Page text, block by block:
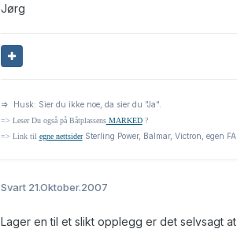
Jørg
=> Husk: Sier du ikke noe, da sier du "Ja".
=> Leser Du også på BåtplassensMARKED?
=> Link til egne nettsiderSterling Power, Balmar, Victron, egen
Svart 21.Oktober.2007
Lager en til et slikt opplegg er det selvsagt